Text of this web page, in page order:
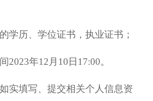
学历、学位证书，执业证书；
2023年12月10日17:00。
实填写、提交相关个人信息资